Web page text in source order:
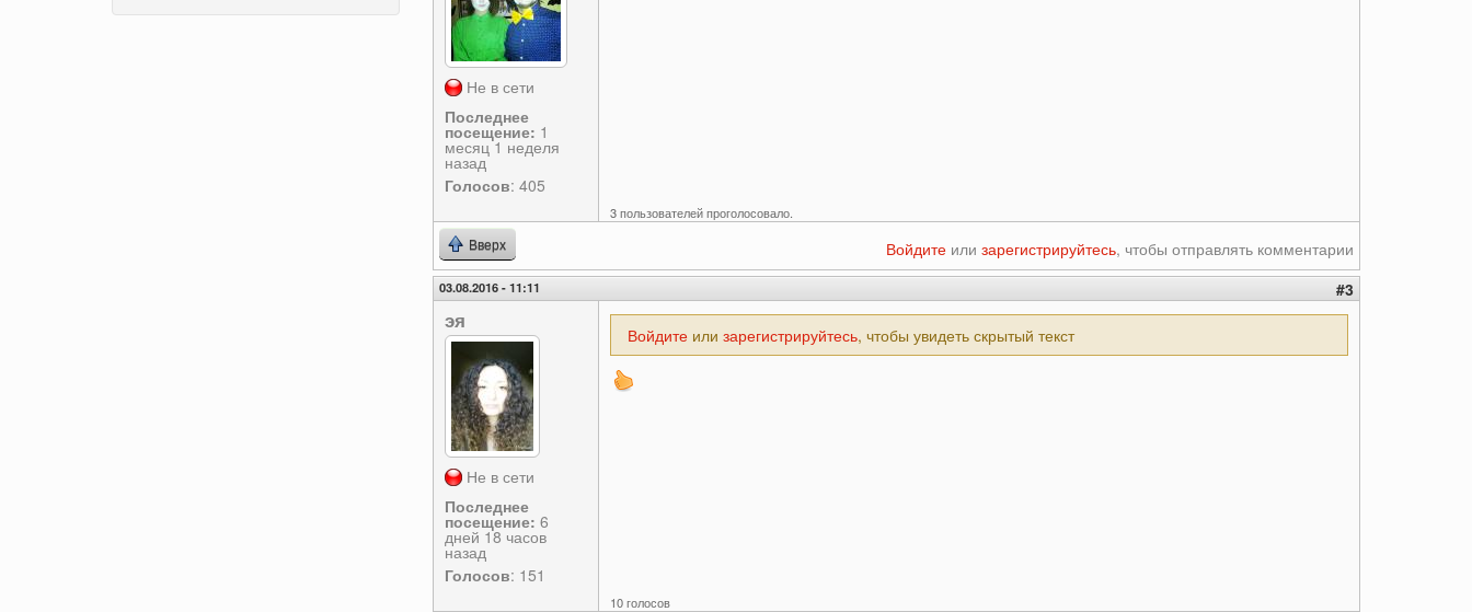
Не в сети
Последнее
посещение: 1
месяц 1 неделя
назад
Голосов: 405
3 пользователей проголосовало.
Вверх Войдите или зарегистрируйтесь, чтобы отправлять комментарии
03.08.2016 - 11:11 #3
эя
Не в сети
Последнее
посещение: 6
дней 18 часов
назад
Голосов: 151
Войдитеили зарегистрируйтесь, чтобы увидеть скрытый текст
10 голосов